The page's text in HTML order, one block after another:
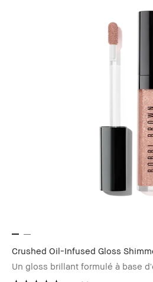
Crushed Oil-Infused Gloss
Un gloss brillant formulé à base